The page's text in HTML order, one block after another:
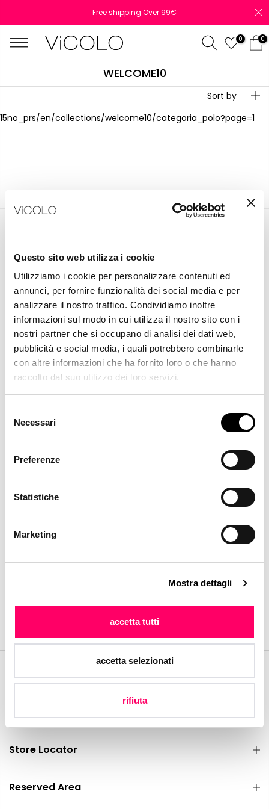
Questo sito web utilizza i cookie
Utilizziamo i cookie per personalizzare contenuti ed
annunci, per fornire funzionalità dei social media e per
analizzare il nostro traffico. Condividiamo inoltre
informazioni sul modo in cui utilizza il nostro sito con i
nostri partner che si occupano di analisi dei dati web,
pubblicità e social media, i quali potrebbero combinarle
con altre informazioni che ha fornito loro o che hanno
raccolto dal suo utilizzo dei loro servizi.
delNecessari
Preferenze
Statistiche
Marketing
Mostra dettagli
accetta tutti
accetta selezionati
rifiuta
Free shipping Over 99€
0 0
WELCOME10
Sort by
15no_prs/en/collections/welcome10/categoria_polo?page=1
wanna hear from us?
SUBSCRIBE TO OUR NEWSLETTER
Receive 10% off your first order
I agree that Vicolo processes my personal data
By entering your e-mail address, you agree to receive
Vicolo newsletters relating to the latest collections,
events and brand campaigns. For more information,
Corporate
Store Locator
Reserved Area